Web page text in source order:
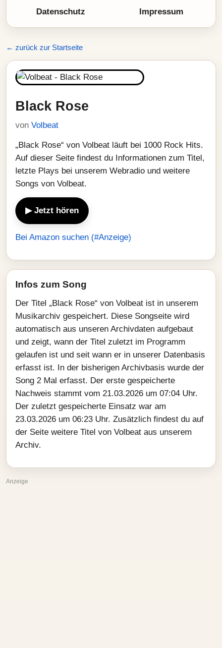
Datenschutz Impressum
← zurück zur Startseite
Black Rose
von Volbeat
„Black Rose“ von Volbeat läuft bei 1000 Rock Hits.
Auf dieser Seite findest du Informationen zum Titel,
letzte Plays bei unserem Webradio und weitere
Songs von Volbeat.
▶ Jetzt hören
Bei Amazon suchen (#Anzeige)
Infos zum Song
Der Titel „Black Rose“ von Volbeat ist in unserem
Musikarchiv gespeichert. Diese Songseite wird
automatisch aus unseren Archivdaten aufgebaut
und zeigt, wann der Titel zuletzt im Programm
gelaufen ist und seit wann er in unserer Datenbasis
erfasst ist. In der bisherigen Archivbasis wurde der
Song 2 Mal erfasst. Der erste gespeicherte
Nachweis stammt vom 21.03.2026 um 07:04 Uhr.
Der zuletzt gespeicherte Einsatz war am
23.03.2026 um 06:23 Uhr. Zusätzlich findest du auf
der Seite weitere Titel von Volbeat aus unserem
Archiv.
Anzeige